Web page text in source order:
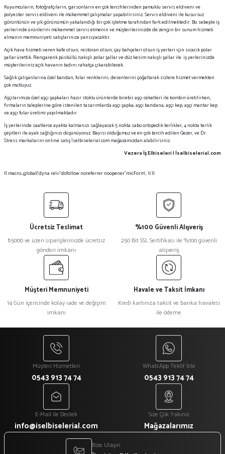
Kuyumcuların, fotoğrafçıların, garsonların en çok tercihlerinden pamuklu servis eldiveni ve
polyester servis eldiveni ile mükemmel çalışmalar yapabilirsiniz. Servis eldiveni ile kusursuz
görüntünün ve şık görünümün yakalandığı bir çok işletme tarafından fark edilmektedir. Bu sebeple iş
yerlerinde ürünlerini mükemmel servis etmenin ve müşterilerinizde de zengin bir sunum hizmeti
almanın memnuniyeti satışlarınıza yansıyacaktır.
Açık hava hizmeti veren kafe olsun, restoran olsun, çay bahçeleri olsun iş yerleri için sıcacık polar
şallar ürettik. Rengarenk püsküllü nakışlı polar şallar ve düz kesim nakışlı şallar ile iş yerlerinizde
müşterileriniz açık havanın tadını rahatça çıkarabilecek.
Sağlık çalışanlarına özel bandan, fular renklerini, desenlerini çoğaltarak sizlere hizmet vermekten
çok mutluyuz.
Aşçılarımıza özel aşçı şapkaları hazır stoklu ürünlerde birebir aşçı ceketleri ile kombin üretilirken,
firmaların taleplerine göre istenilen tasarımlarda aşçı şapka, aşçı bandana, aşçı kep, aşçı mantar kep
ve aşçı fular üretimi yapılmaktadır.
İş yerlerinde saatlerce ayakta kalmanızı sağlayacak 5 nokta sabo ortopedik terlikler, 4 nokta terlik
çeşitleri ile ayak sağlığınızı düşünüyoruz. Bayisi olduğumuz ve en çok tercih edilen Gezer, ve Dr.
Stress markalarını online satış İselbiselerial.com mağazamızdan alabilirsiniz.
Vezera İş Elbiseleri | İselbiselerial.com
{{ macro_global('dyna rel="dofollow noreferrer noopener"micForm', 1) }}
Ücretsiz Teslimat
₺5000 ve üzeri siparişlerinizde ücretsiz
gönderi imkanı
%100 Güvenli Alışveriş
250 Bit SSL Sertifikası ile %100 güvenli
alışveriş
Müşteri Memnuniyeti
14 Gün içerisinde kolay iade ve değişim
imkanı
Havale ve Taksit İmkanı
Kredi kartınıza taksit ve banka havalesi
ile ödeme
Müşteri Hizmetleri
0543 913 74 74
WhatsApp Teklif İste
0543 913 74 74
E-Mail ile Destek
info@iselbiselerial.com
Size Çok Yakınız
Mağazalarımız
Bize Ulaşın